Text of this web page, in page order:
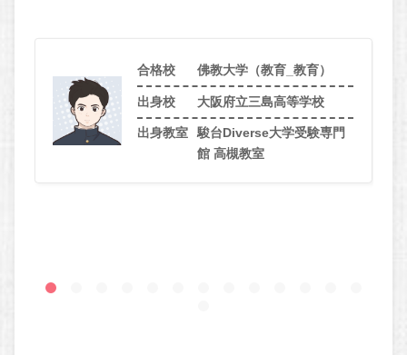
合格校 佛教大学（教育_教育）
出身校 大阪府立三島高等学校
出身教室
駿台Diverse大学受験専門
館 高槻教室